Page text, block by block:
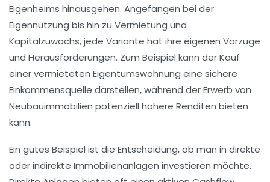
Eigenheims hinausgehen. Angefangen bei der
Eigennutzung bis hin zu Vermietung und
Kapitalzuwachs, jede Variante hat ihre eigenen Vorzüge
und Herausforderungen. Zum Beispiel kann der Kauf
einervermieteten Eigentumswohnung eine sichere
Einkommensquelle darstellen, während der Erwerb von
Neubauimmobilien potenziell höhere Renditen bieten
kann.
Ein gutes Beispiel ist die Entscheidung, ob man in direkte
oderindirekte Immobilienanlagen investieren möchte.